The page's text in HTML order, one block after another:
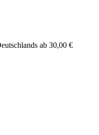
ab 30,00 €